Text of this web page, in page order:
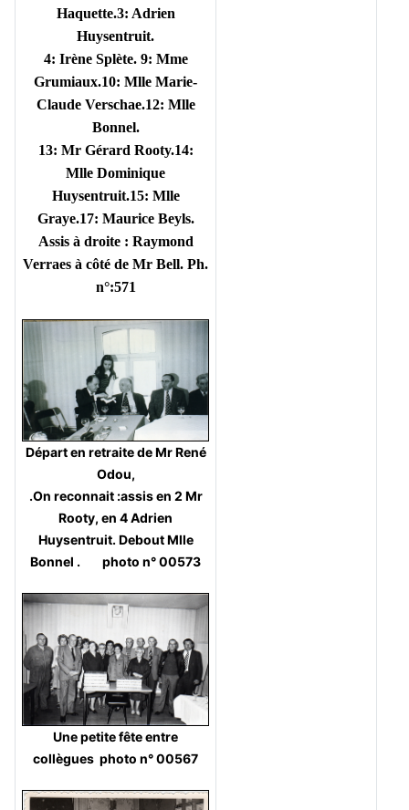
Haquette.3: Adrien
Huysentruit.
4: Irène Splète. 9: Mme
Grumiaux.10: Mlle Marie-
Claude Verschae.12: Mlle
Bonnel.
13: Mr Gérard Rooty.14:
Mlle Dominique
Huysentruit.15: Mlle
Graye.17: Maurice Beyls.
Assis à droite : Raymond
Verraes à côté de Mr Bell. Ph.
n°:571
Départ en retraite de Mr René
Odou,
.On reconnait :assis en 2 Mr
Rooty, en 4 Adrien
Huysentruit. Debout Mlle
Bonnel . photo n° 00573
Une petite fête entre
collègues photo n° 00567